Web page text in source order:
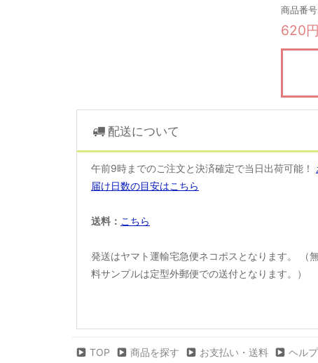
商品番
620円
配送について
午前9時までのご注文と決済確定で当日出荷可能！
届け日数の目安はこちら
送料： こちら
発送はヤマト運輸宅急便ネコポスとなります。 （無
料サンプルは定型外郵便での送付となります。）
TOP 商品を探す お支払い・送料 ヘルプ